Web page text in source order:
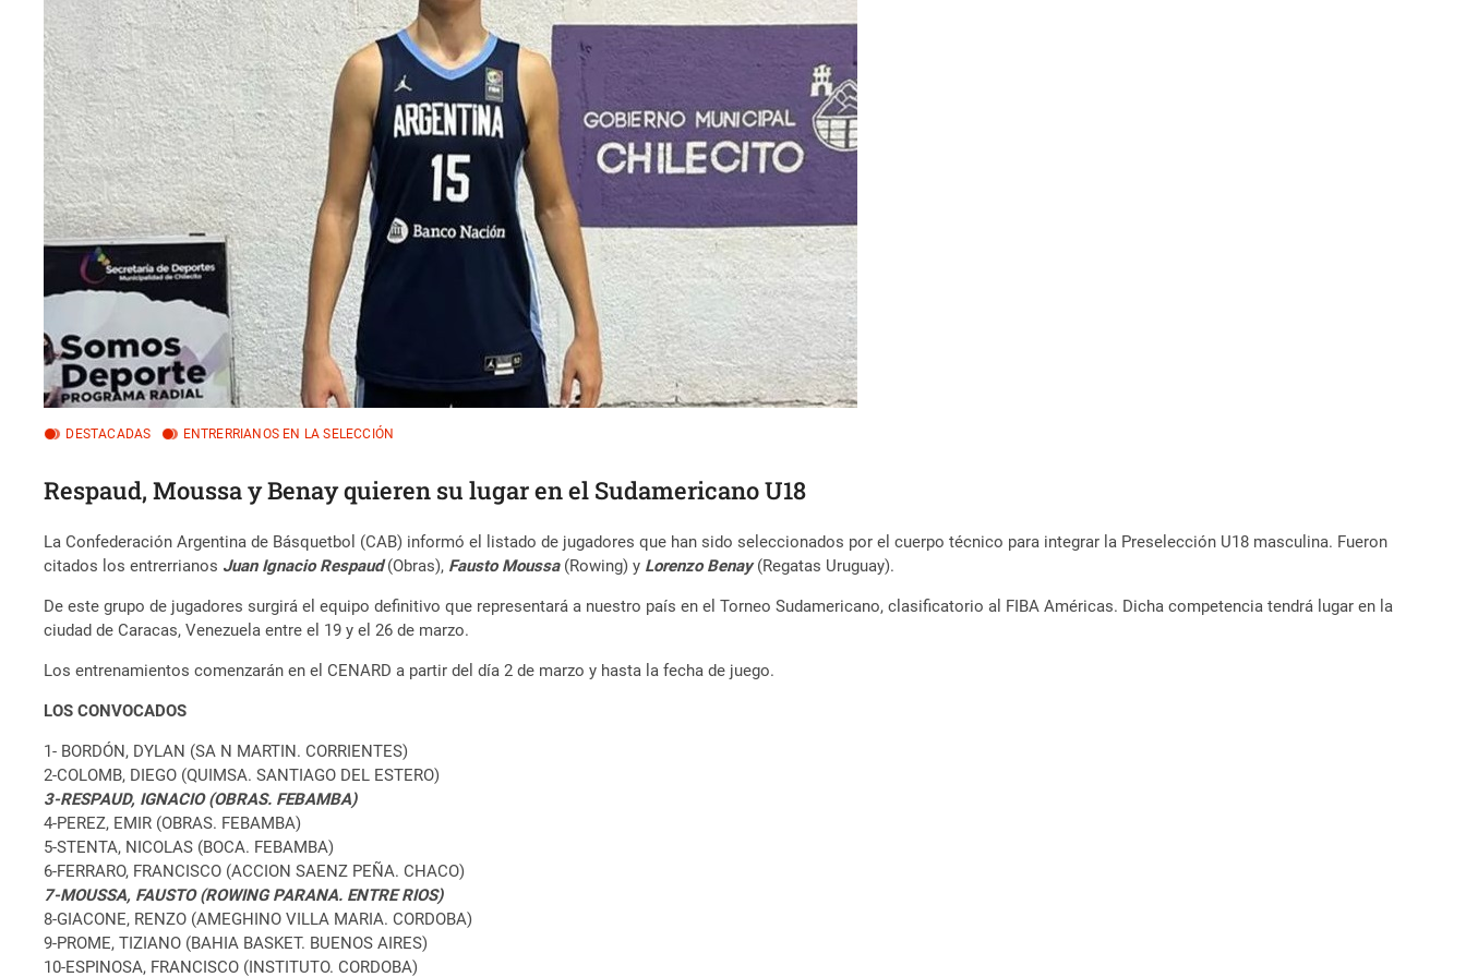
DESTACADAS ENTRERRIANOS EN LA SELECCIÓN
Respaud, Moussa y Benay quieren su lugar en el Sudamericano U18
La Confederación Argentina de Básquetbol (CAB) informó el listado de jugadores que han sido seleccionados por el cuerpo técnico para integrar la Preselección U18 masculina. Fueron
citados los entrerrianos Juan Ignacio Respaud(Obras), Fausto Moussa(Rowing) y Lorenzo Benay(Regatas Uruguay).
De este grupo de jugadores surgirá el equipo definitivo que representará a nuestro país en el Torneo Sudamericano, clasificatorio al FIBA Américas. Dicha competencia tendrá lugar en la
ciudad de Caracas, Venezuela entre el 19 y el 26 de marzo.
Los entrenamientos comenzarán en el CENARD a partir del día 2 de marzo y hasta la fecha de juego.
LOS CONVOCADOS
1- BORDÓN, DYLAN (SA N MARTIN. CORRIENTES)
2-COLOMB, DIEGO (QUIMSA. SANTIAGO DEL ESTERO)
3-RESPAUD, IGNACIO (OBRAS. FEBAMBA)
4-PEREZ, EMIR (OBRAS. FEBAMBA)
5-STENTA, NICOLAS (BOCA. FEBAMBA)
6-FERRARO, FRANCISCO (ACCION SAENZ PEÑA. CHACO)
7-MOUSSA, FAUSTO (ROWING PARANA. ENTRE RIOS)
8-GIACONE, RENZO (AMEGHINO VILLA MARIA. CORDOBA)
9-PROME, TIZIANO (BAHIA BASKET. BUENOS AIRES)
10-ESPINOSA, FRANCISCO (INSTITUTO. CORDOBA)